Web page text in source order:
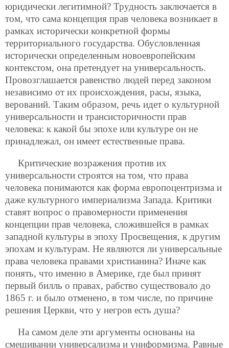
юридически легитимной? Трудность заключается в
том, что сама концепция прав человека возникает в
рамках исторически конкретной формы
территориального государства. Обусловленная
исторически определенным новоевропейским
контекстом, она претендует на универсальность.
Провозглашается равенство людей перед законом
независимо от их происхождения, расы, языка,
верований. Таким образом, речь идет о культурной
универсальности и трансисторичности прав
человека: к какой бы эпохе или культуре он не
принадлежал, он имеет естественные права.
Критические возражения против их
универсальности строятся на том, что права
человека понимаются как форма европоцентризма и
даже культурного империализма Запада. Критики
ставят вопрос о правомерности применения
концепции прав человека, сложившейся в рамках
западной культуры в эпоху Просвещения, к другим
эпохам и культурам. Не являются ли универсальные
права человека правами христианина? Иначе как
понять, что именно в Америке, где был принят
первый билль о правах, рабство существовало до
1865 г. и было отменено, в том числе, по причине
решения Церкви, что у негров есть душа?
На самом деле эти аргументы основаны на
смешивании универсализма и униформизма. Равные